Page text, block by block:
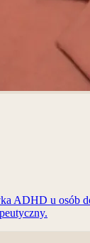
ADHD u osób